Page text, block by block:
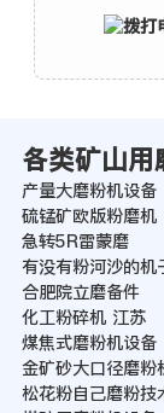
各类矿山
产量大磨粉机设备
硫锰矿欧版粉磨机
急转5R雷蒙磨
有没有粉河沙的机
合肥院立磨备件
化工粉碎机 江苏
煤焦式磨粉机设备
金矿砂大口径磨粉
松花粉自己磨粉技